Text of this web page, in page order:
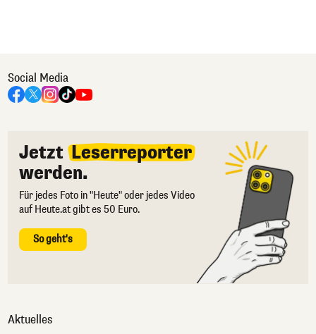
Social Media
Jetzt Leserreporter
werden.
Für jedes Foto in "Heute" oder jedes Video
auf Heute.at gibt es 50 Euro.
So geht's
Aktuelles